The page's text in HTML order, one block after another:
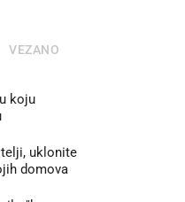
VEZANO
koju
uklonite
domova